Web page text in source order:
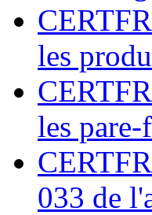
les
les
033 de